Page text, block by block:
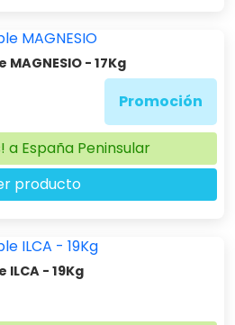
- 17Kg
Promoción
a España Peninsular
producto
- 19Kg